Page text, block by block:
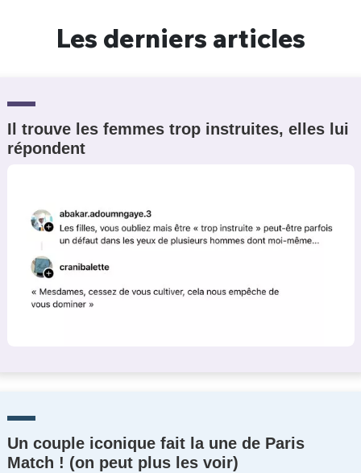
Les derniers articles
Il trouve les femmes trop instruites, elles lui
répondent
Un couple iconique fait la une de Paris
Match ! (on peut plus les voir)
Un Thread